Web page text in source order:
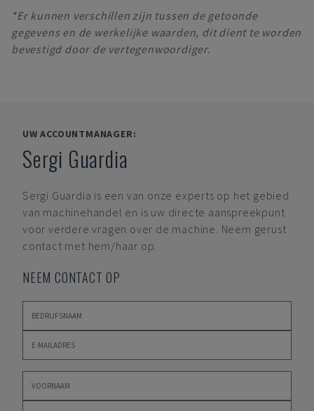
*Er kunnen verschillen zijn tussen de getoonde
gegevens en de werkelijke waarden, dit dient te worden
bevestigd door de vertegenwoordiger.
UW ACCOUNTMANAGER:
Sergi Guardia
Sergi Guardia is een van onze experts op het gebied
van machinehandel en is uw directe aanspreekpunt
voor verdere vragen over de machine. Neem gerust
contact met hem/haar op.
NEEM CONTACT OP